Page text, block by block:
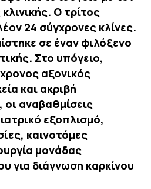
Ο τρίτος
24 σύγχρονες κλίνες.
σε έναν φιλόξενο
Στο υπόγειο,
αξονικός
και ακριβή
οι αναβαθμίσεις
εξοπλισμό,
καινοτόμες
μονάδας
για διάγνωση καρκίνου